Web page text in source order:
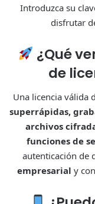
Introduzca su
disfrutar
¿Qué
de
Una licencia válida
superrápidas,
archivos
funciones de
autenticación de
empresarial y